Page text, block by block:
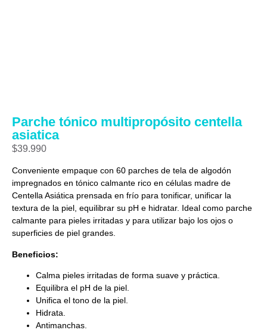
Parche tónico multipropósito centella
asiatica
$39.990
Conveniente empaque con 60 parches de tela de algodón
impregnados en tónico calmante rico en células madre de
Centella Asiática prensada en frío para tonificar, unificar la
textura de la piel, equilibrar su pH e hidratar. Ideal como parche
calmante para pieles irritadas y para utilizar bajo los ojos o
superficies de piel grandes.
Beneficios:
Calma pieles irritadas de forma suave y práctica.
Equilibra el pH de la piel.
Unifica el tono de la piel.
Hidrata.
Antimanchas.